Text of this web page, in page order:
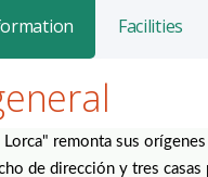
Facilities
Lorca" remonta sus
de dirección y tres casas